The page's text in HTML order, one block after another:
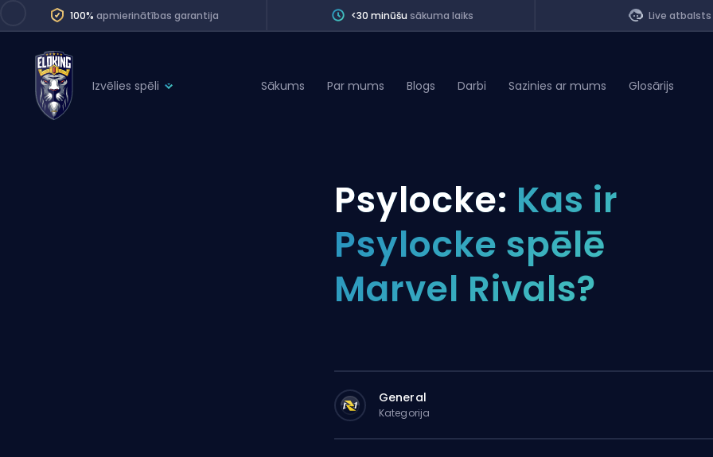
100% apmierinātības garantija <30 minūšu sākuma laiks Live atbalsts
Izvēlies spēli
Division Boost
Sākums Par mums Blogs Darbi Sazinies ar mums Glosārijs
Psylocke: Kas ir
Psylocke spēlē
Marvel Rivals?
General
Kategorija